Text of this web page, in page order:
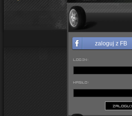
zaloguj z FB
LOGIN:
HASŁO:
ZALOGUJ